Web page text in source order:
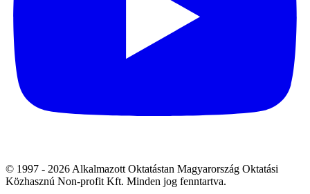
© 1997 - 2026 Alkalmazott Oktatástan Magyarország Oktatási
Közhasznú Non-profit Kft. Minden jog fenntartva.